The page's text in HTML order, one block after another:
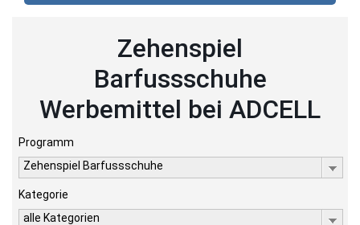
Zehenspiel
Barfussschuhe
Werbemittel bei ADCELL
Programm
Zehenspiel Barfussschuhe
Kategorie
alle Kategorien